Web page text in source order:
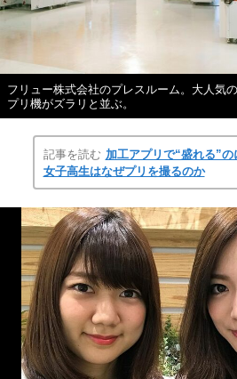
フリュー株式会社のプレスルーム。大人気
プリ機がズラリと並ぶ。
記事を読む 加工アプリで“盛れる”
女子高生はなぜプリを撮るのか